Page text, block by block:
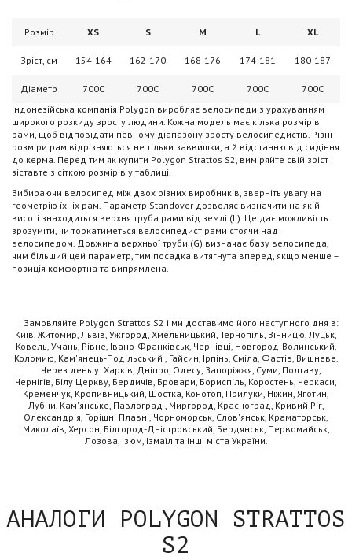
Розмір XS S M L XL
Зріст, см 154-164 162-170 168-176 174-181 180-187
Діаметр 700C 700C 700C 700C
700C
Індонезійська компанія Polygon виробляє велосипеди з урахуванням
широкого розкиду зросту людини. Кожна модель має кілька розмірів
рами, щоб відповідати певному діапазону зросту велосипедистів. Різні
розміри рам відрізняються не тільки заввишки, а й відстанню від сидіння
до керма. Перед тим як купити Polygon Strattos S2, виміряйте свій зріст і
зіставте з сіткою розмірів у таблиці.
Вибираючи велосипед між двох різних виробників, зверніть увагу на
геометрію їхніх рам. Параметр Standover дозволяє визначити на якій
висоті знаходиться верхня труба рами від землі (L). Це дає можливість
зрозуміти, чи торкатиметься велосипедист рами стоячи над
велосипедом. Довжина верхньої труби (G) визначає базу велосипеда,
чим більший цей параметр, тим посадка витягнута вперед, якщо менше –
позиція комфортна та випрямлена.
Замовляйте Polygon Strattos S2 і ми доставимо його наступного дня в:
Київ, Житомир, Львів, Ужгород, Хмельницький, Тернопіль, Вінницю, Луцьк,
Ковель, Умань, Рівне, Івано-Франківськ, Чернівці, Новгород-Волинський,
Коломию, Кам'янець-Подільський , Гайсин, Ірпінь, Сміла, Фастів, Вишневе.
Через день у: Харків, Дніпро, Одесу, Запоріжжя, Суми, Полтаву,
Чернігів, Білу Церкву, Бердичів, Бровари, Бориспіль, Коростень, Черкаси,
Кременчук, Кропивницький, Шостка, Конотоп, Прилуки, Ніжин, Яготин,
Лубни, Кам'янське, Павлоград , Миргород, Красноград, Кривий Ріг,
Олександрія, Горішні Плавні, Чорноморськ, Слов'янськ, Краматорськ,
Миколаїв, Херсон, Білгород-Дністровський, Бердянськ, Первомайськ,
Лозова, Ізюм, Ізмаїл та інші міста України.
АНАЛОГИ POLYGON STRATTOS
S2